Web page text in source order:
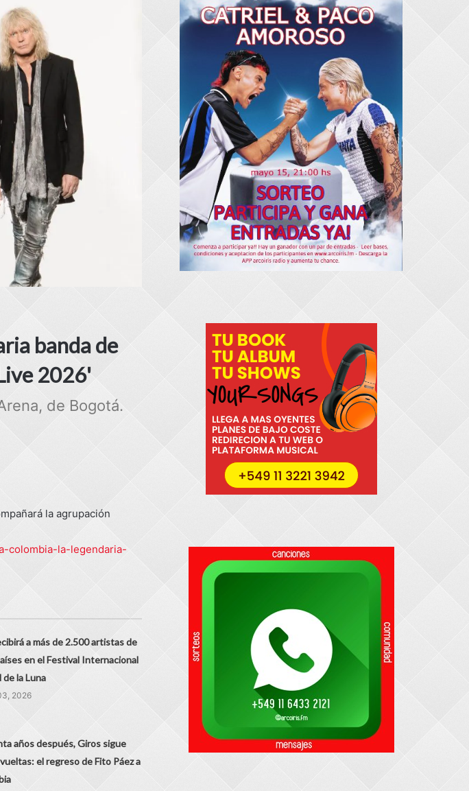
banda de
2026'
de Bogotá.
la agrupación
colombia-la-legendaria-
a más de 2.500 artistas de
en el Festival Internacional
de la Luna
2026
años después, Giros sigue
el regreso de Fito Páez a